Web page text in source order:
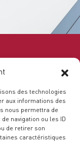
des technologies
aux informations des
nous permettra de
navigation ou les ID
de retirer son
caractéristiques